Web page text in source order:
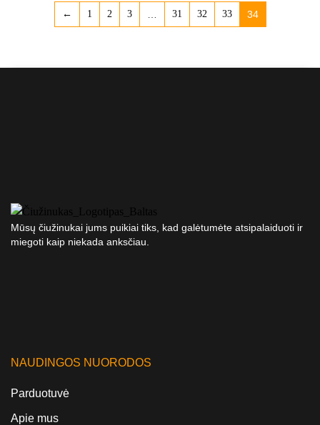
← 1 2 3 31 32 33 34
Mūsų čiužinukai jums puikiai tiks, kad galėtumėte atsipalaiduoti ir
miegoti kaip niekada anksčiau.
NAUDINGOS NUORODOS
Parduotuvė
Apie mus